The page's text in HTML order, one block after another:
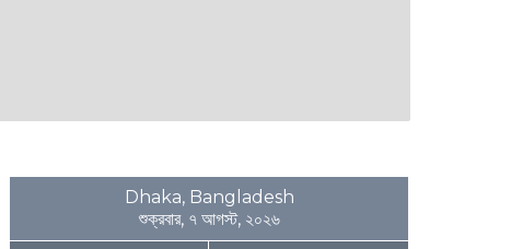
Dhaka, Bangladesh
শুক্রবার, ৭ আগস্ট, ২০২৬